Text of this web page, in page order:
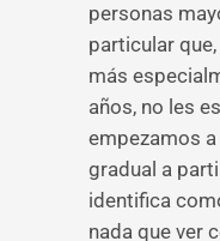
personas
particular
más
años, no les
empezamos
gradual a
identifica
nada que ver